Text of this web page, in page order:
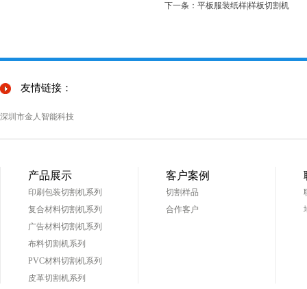
下一条：平板服装纸样|样板切割机
友情链接：
深圳市金人智能科技
产品展示
印刷包装切割机系列
复合材料切割机系列
广告材料切割机系列
布料切割机系列
PVC材料切割机系列
皮革切割机系列
客户案例
切割样品
合作客户